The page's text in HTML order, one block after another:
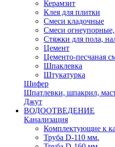
Керамзит
Клея для плитки
Смеси кладочные
Смеси
Стяжки для пола,
Цемент
Цементо-песчаная
Шпаклевка
Штукатурка
Шифер
Шпатлевки, шпакрил,
Джут
ВОДООТВЕДЕНИЕ
Канализация
Комплектующие к
Труба D-110 мм.